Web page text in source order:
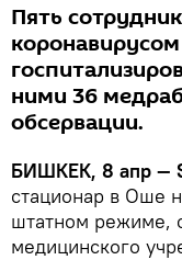
Пять
ними 36
обсервации.
БИШКЕК, 8 апр —
стационар в Оше
штатном режиме,
медицинского